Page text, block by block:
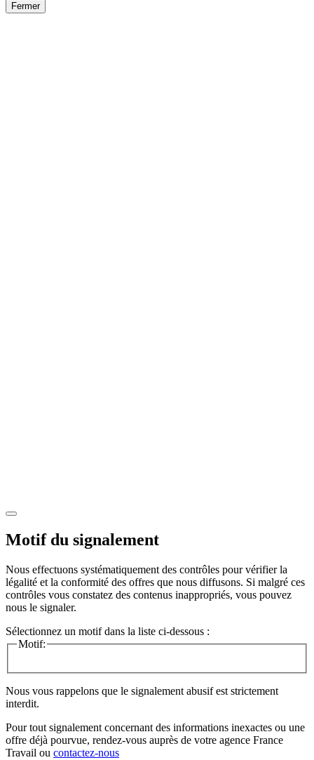
Fermer
Motif du signalement
Nous effectuons systématiquement des contrôles pour vérifier la
légalité et la conformité des offres que nous diffusons. Si malgré ces
contrôles vous constatez des contenus inappropriés, vous pouvez
nous le signaler.
Sélectionnez un motif dans la liste ci-dessous :
Motif:
Nous vous rappelons que le signalement abusif est strictement
interdit.
Pour tout signalement concernant des informations inexactes ou une
offre déjà pourvue, rendez-vous auprès de votre agence France
Travail ou contactez-nous